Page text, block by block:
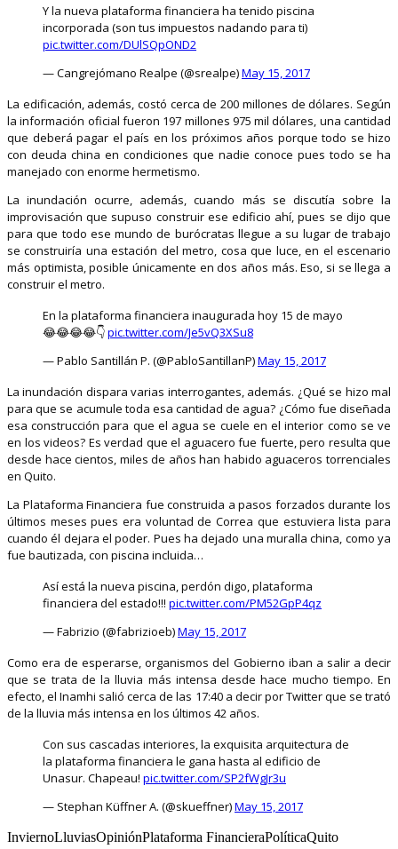
Y la nueva plataforma financiera ha tenido piscina
incorporada (son tus impuestos nadando para ti)
pic.twitter.com/DUlSQpOND2
— Cangrejómano Realpe (@srealpe)May 15, 2017
La edificación, además, costó cerca de 200 millones de dólares. Según
la información oficial fueron 197 millones 975 mil dólares, una cantidad
que deberá pagar el país en los próximos años porque todo se hizo
con deuda china en condiciones que nadie conoce pues todo se ha
manejado con enorme hermetismo.
La inundación ocurre, además, cuando más se discutía sobre la
improvisación que supuso construir ese edificio ahí, pues se dijo que
para que todo ese mundo de burócratas llegue a su lugar de trabajo
se construiría una estación del metro, cosa que luce, en el escenario
más optimista, posible únicamente en dos años más. Eso, si se llega a
construir el metro.
En la plataforma financiera inaugurada hoy 15 de mayo
😂😂😂😂👇pic.twitter.com/Je5vQ3XSu8
— Pablo Santillán P. (@PabloSantillanP)May 15, 2017
La inundación dispara varias interrogantes, además. ¿Qué se hizo mal
para que se acumule toda esa cantidad de agua? ¿Cómo fue diseñada
esa construcción para que el agua se cuele en el interior como se ve
en los videos? Es verdad que el aguacero fue fuerte, pero resulta que
desde hace cientos, miles de años han habido aguaceros torrenciales
en Quito.
La Plataforma Financiera fue construida a pasos forzados durante los
últimos meses pues era voluntad de Correa que estuviera lista para
cuando él dejara el poder. Pues ha dejado una muralla china, como ya
fue bautizada, con piscina incluida…
Así está la nueva piscina, perdón digo, plataforma
financiera del estado!!! pic.twitter.com/PM52GpP4qz
— Fabrizio (@fabrizioeb)May 15, 2017
Como era de esperarse, organismos del Gobierno iban a salir a decir
que se trata de la lluvia más intensa desde hace mucho tiempo. En
efecto, el Inamhi salió cerca de las 17:40 a decir por Twitter que se trató
de la lluvia más intensa en los últimos 42 años.
Con sus cascadas interiores, la exquisita arquitectura de
la plataforma financiera le gana hasta al edificio de
Unasur. Chapeau! pic.twitter.com/SP2fWgJr3u
— Stephan Küffner A. (@skueffner)May 15, 2017
InviernoLluviasOpiniónPlataforma FinancieraPolíticaQuito